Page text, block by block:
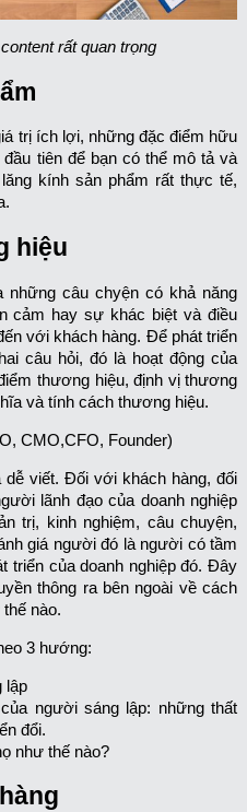
rất quan trọng
trị ích lợi, những đặc điểm hữu
tiên để bạn có thể mô tả và
kính sản phẩm rất thực tế,
hiệu
những câu chyện có khả năng
cảm hay sự khác biệt và điều
với khách hàng. Để phát triển
câu hỏi, đó là hoạt động của
thương hiệu, định vị thương
và tính cách thương hiệu.
CMO,CFO, Founder)
dễ viết. Đối với khách hàng, đối
lãnh đạo của doanh nghiệp
trị, kinh nghiệm, câu chuyện,
giá người đó là người có tầm
triển của doanh nghiệp đó. Đây
thông ra bên ngoài về cách
nào.
3 hướng:
lập
người sáng lập: những thất
đổi.
như thế nào?